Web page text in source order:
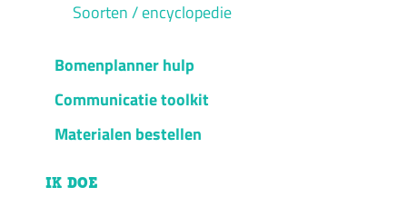
Soorten / encyclopedie
Bomenplanner hulp
Communicatie toolkit
Materialen bestellen
IK DOE